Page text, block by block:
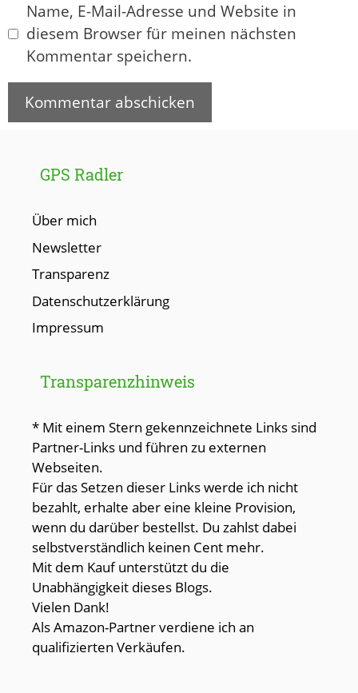
Name, E-Mail-Adresse und Website in
diesem Browser für meinen nächsten
Kommentar speichern.
GPS Radler
Über mich
Newsletter
Transparenz
Datenschutzerklärung
Impressum
Transparenzhinweis
* Mit einem Stern gekennzeichnete Links sind
Partner-Links und führen zu externen
Webseiten.
Für das Setzen dieser Links werde ich nicht
bezahlt, erhalte aber eine kleine Provision,
wenn du darüber bestellst. Du zahlst dabei
selbstverständlich keinen Cent mehr.
Mit dem Kauf unterstützt du die
Unabhängigkeit dieses Blogs.
Vielen Dank!
Als Amazon-Partner verdiene ich an
qualifizierten Verkäufen.